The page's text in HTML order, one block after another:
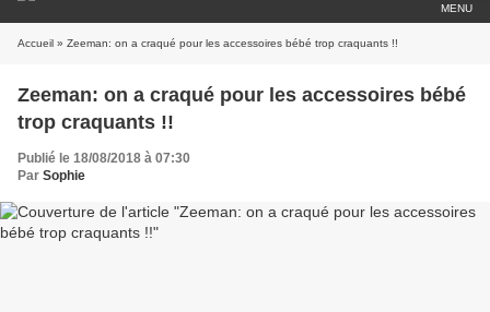
MENU
Accueil » Zeeman: on a craqué pour les accessoires bébé trop craquants !!
Zeeman: on a craqué pour les accessoires bébé
trop craquants !!
Publié le 18/08/2018 à 07:30
Par Sophie